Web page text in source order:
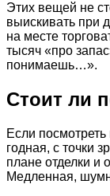
Этих вещей не
выискивать при
на месте
тысяч «про
понимаешь…».
Стоит ли
Если
годная, с точки
плане отделки и
Медленная,